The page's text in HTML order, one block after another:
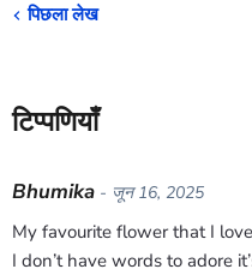
पिछला लेख
टिप्पणियाँ
Bhumika - जून 16, 2025
My favourite flower that I
I don’t have words to adore